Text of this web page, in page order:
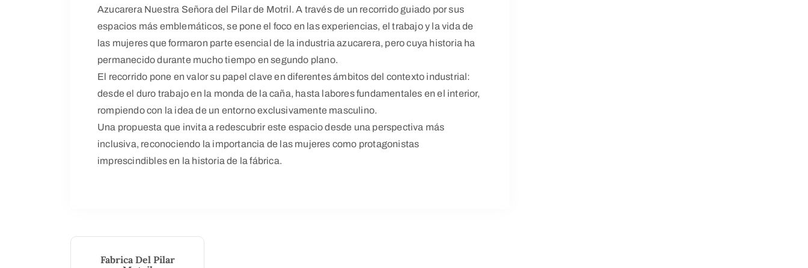
Azucarera Nuestra Señora del Pilar de Motril. A través de un recorrido guiado por sus
espacios más emblemáticos, se pone el foco en las experiencias, el trabajo y la vida de
las mujeres que formaron parte esencial de la industria azucarera, pero cuya historia ha
permanecido durante mucho tiempo en segundo plano.
El recorrido pone en valor su papel clave en diferentes ámbitos del contexto industrial:
desde el duro trabajo en la monda de la caña, hasta labores fundamentales en el interior,
rompiendo con la idea de un entorno exclusivamente masculino.
Una propuesta que invita a redescubrir este espacio desde una perspectiva más
inclusiva, reconociendo la importancia de las mujeres como protagonistas
imprescindibles en la historia de la fábrica.
Fabrica Del Pilar